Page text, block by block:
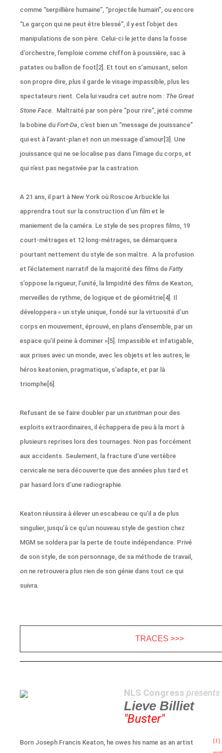
comme “serpillière humaine”, “projectile humain”, ou encore
“Le garçon qui ne peut être blessé”, il y est l’objet des
manipulations de son père. Celui-ci le jette dans la fosse
d’orchestre, l’emploie comme chiffon à poussière, sac à
patates ou ballon de foot[2]. Et tout en s’amusant, selon
son propre dire, plus il garde le visage impassible, plus les
spectateurs rient. Cela lui vaudra cet autre nom : The Great
Stone Face. Maltraité par son père “pour rire”, jeté comme
la bobine duFort-Da, c’est bien un “message de jouissance”
qui est à l’avant-plan et non un message d’amour[3]. Une
jouissance qui ne se localise pas dans l’image du corps, et
qui n’est pas negativée par la castration.
A 21 ans, il part à New York où Roscoe Arbuckle lui
apprendra tout sur la construction d’un film et le
maniement de la caméra. Le style de ses propres films, 19
court-métrages et 12 long-métrages, se démarquera
pourtant nettement du style de son maître. A la profusion
et l’éclatement narratif de la majorité des films deFatty
s’oppose la rigueur, l’unité, la limpidité des films de Keaton,
merveilles de rythme, de logique et de géométrie[4]. Il
développera « un style unique, fondé sur la virtuosité d’un
corps en mouvement, éprouvé, en plans d’ensemble, par un
espace qu’il peine à dominer »[5]. Impassible et infatigable,
aux prises avec un monde, avec les objets et les autres, le
héros keatonien, pragmatique, s’adapte, et par là
triomphe[6].
Refusant de se faire doubler par unstuntman pour des
exploits extraordinaires, il échappera de peu à la mort à
plusieurs reprises lors des tournages. Non pas forcément
aux accidents. Seulement, la fracture d’une vertèbre
cervicale ne sera découverte que des années plus tard et
par hasard lors d’une radiographie.
Keaton réussira à élever un escabeau ce qu’il a de plus
singulier, jusqu’à ce qu’un nouveau style de gestion chez
MGM se soldera par la perte de toute indépendance. Privé
de son style, de son personnage, de sa méthode de travail,
on ne retrouvera plus rien de son génie dans tout ce qui
suivra.
TRACES >>>
NLS Congresspresents
Lieve Billiet
"Buster"
Born Joseph Francis Keaton, he owes his name as an artist
[1]